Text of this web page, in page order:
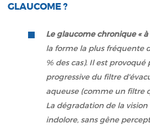
GLAUCOME ?
Le glaucome chronique «
la forme la plus fréquente
% des cas). Il est
progressive du filtre
aqueuse (comme un filtre
La dégradation de la vision
indolore, sans gêne